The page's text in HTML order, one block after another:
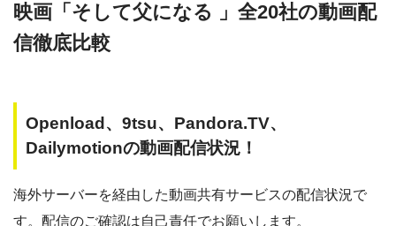
映画「そして父になる 」全20社の動画配
信徹底比較
Openload、9tsu、Pandora.TV、
Dailymotionの動画配信状況！
海外サーバーを経由した動画共有サービスの配信状況で
す。配信のご確認は自己責任でお願いします。